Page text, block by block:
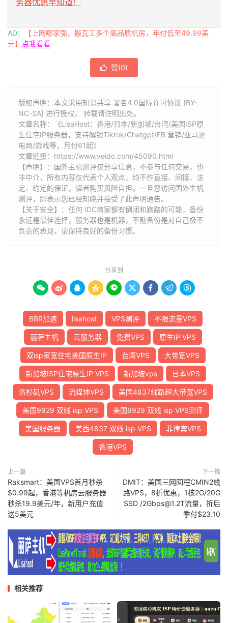
务器优惠早知道！
AD：
【上网哪家强，搬瓦工多个高品质机房，年付低至49.99美
元】
点我看看
 赞(0)
版权声明：本文采用知识共享 署名4.0国际许可协议 [BY-
NC-SA] 进行授权， 转载请注明出处。
文章名称：《LisaHost：香港/日本/新加坡/台湾/美国ISP原
生住宅IP服务器，支持解锁Tiktok/Chatgpt/FB 营销/亚马逊
电商/游戏等，月付61起》
文章链接： https://www.veidc.com/45090.html
【声明】：国外主机测评仅分享信息，不参与任何交易，也
非中介，所有内容仅代表个人观点，均不作直接、间接、法
定、约定的保证，读者购买风险自担。一旦您访问国外主机
测评，即表示您已经知晓并接受了此声明通告。
【关于安全】：任何 IDC商家都有倒闭和跑路的可能，备份
永远是最佳选择，服务器也是机器，不勤备份是对自己极不
负责的表现，请保持良好的备份习惯。
分享到
        
BBR加速 lisahost VPS测评 不限流量VPS
丽萨主机 云服务器 免费VPS 原生IP VPS
双isp家宽住宅美国原生IP 台湾VPS 大带宽VPS
新加坡ISP住宅原生IP VPS 新加坡vps 日本VPS
洛杉矶VPS 流媒体VPS 美国4837线路超大带宽VPS
美国9929 双线 isp VPS 美国9929 双线 isp VPS测评
美国服务器 美西4837 双线 isp VPS 菲律宾VPS
香港VPS
上一篇
Raksmart：美国VPS首月秒杀
$0.99起，香港等机房云服务器
秒杀19.9美元/年，新用户充值
送5美元
下一篇
DMIT：美国三网回程CMIN2线
路VPS，8折优惠，1核2G/20G
SSD /2Gbps@1.2T流量，折后
季付$23.10
相关推荐